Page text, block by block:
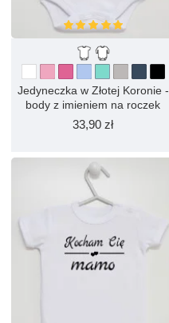
Jedyneczka w Złotej Koronie -
body z imieniem na roczek
33,90 zł